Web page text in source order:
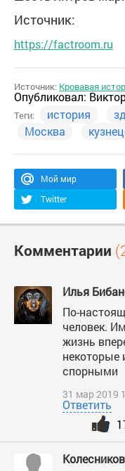
Источник:
https://factroom.ru
Источник: Кровавая
Опубликовал:
Теги: история
Москва
Мой мир
Twitter
Комментарии
Илья
По-
человек.
жизнь
спорными
31 мар 2019
Ответить